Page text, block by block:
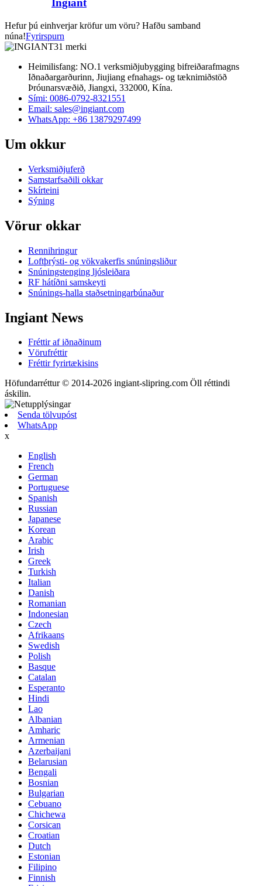
Ingiant
Hefur þú einhverjar kröfur um vöru? Hafðu samband
núna!Fyrirspurn
Heimilisfang: NO.1 verksmiðjubygging bifreiðarafmagns
Iðnaðargarðurinn, Jiujiang efnahags- og tæknimiðstöð
Þróunarsvæðið, Jiangxi, 332000, Kína.
Sími: 0086-0792-8321551
Email: sales@ingiant.com
WhatsApp: +86 13879297499
Um okkur
Verksmiðjuferð
Samstarfsaðili okkar
Skírteini
Sýning
Vörur okkar
Rennihringur
Loftþrýsti- og vökvakerfis snúningsliður
Snúningstenging ljósleiðara
RF hátíðni samskeyti
Snúnings-halla staðsetningarbúnaður
Ingiant News
Fréttir af iðnaðinum
Vörufréttir
Fréttir fyrirtækisins
Höfundarréttur © 2014-2026 ingiant-slipring.com Öll réttindi
áskilin.
Senda tölvupóst
WhatsApp
x
English
French
German
Portuguese
Spanish
Russian
Japanese
Korean
Arabic
Irish
Greek
Turkish
Italian
Danish
Romanian
Indonesian
Czech
Afrikaans
Swedish
Polish
Basque
Catalan
Esperanto
Hindi
Lao
Albanian
Amharic
Armenian
Azerbaijani
Belarusian
Bengali
Bosnian
Bulgarian
Cebuano
Chichewa
Corsican
Croatian
Dutch
Estonian
Filipino
Finnish